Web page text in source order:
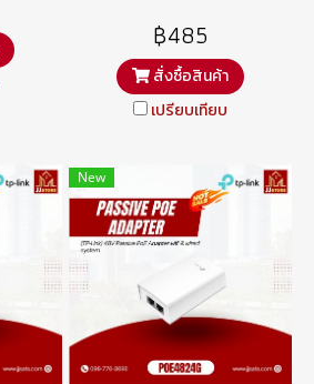
฿485
สั่งซื้อสินค้า
เปรียบเทียบ
New